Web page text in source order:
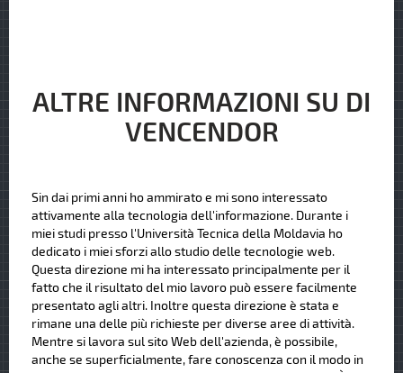
ALTRE INFORMAZIONI SU DI
VENCENDOR
Sin dai primi anni ho ammirato e mi sono interessato
attivamente alla tecnologia dell'informazione. Durante i
miei studi presso l'Università Tecnica della Moldavia ho
dedicato i miei sforzi allo studio delle tecnologie web.
Questa direzione mi ha interessato principalmente per il
fatto che il risultato del mio lavoro può essere facilmente
presentato agli altri. Inoltre questa direzione è stata e
rimane una delle più richieste per diverse aree di attività.
Mentre si lavora sul sito Web dell'azienda, è possibile,
anche se superficialmente, fare conoscenza con il modo in